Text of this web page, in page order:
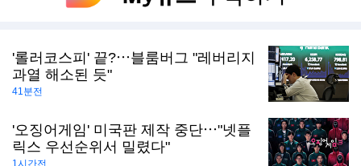
'롤러코스피' 끝?⋯블룸버그 "레버리지
과열 해소된 듯"
41분전
'오징어게임' 미국판 제작 중단⋯"넷플
릭스 우선순위서 밀렸다"
1시간전